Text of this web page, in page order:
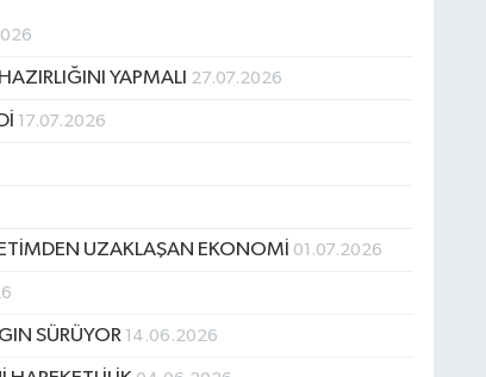
YAPMALI 27.07.2026
17.07.2026
UZAKLAŞAN EKONOMİ 01.07.2026
SÜRÜYOR 14.06.2026